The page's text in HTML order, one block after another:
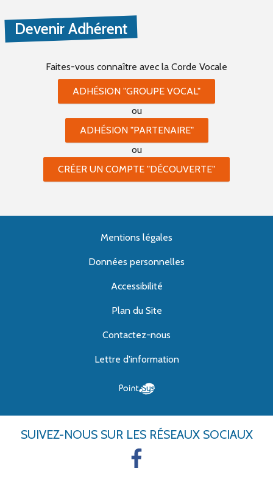
Devenir Adhérent
Faites-vous connaître avec la Corde Vocale
ADHÉSION "GROUPE VOCAL"
ou
ADHÉSION "PARTENAIRE"
ou
CRÉER UN COMPTE "DÉCOUVERTE"
Mentions légales
Données personnelles
Accessibilité
Plan du Site
Contactez-nous
Lettre d'information
SUIVEZ-NOUS SUR LES RÉSEAUX SOCIAUX